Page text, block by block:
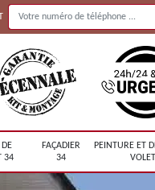
34
FAÇADIER
34
PEINTURE ET